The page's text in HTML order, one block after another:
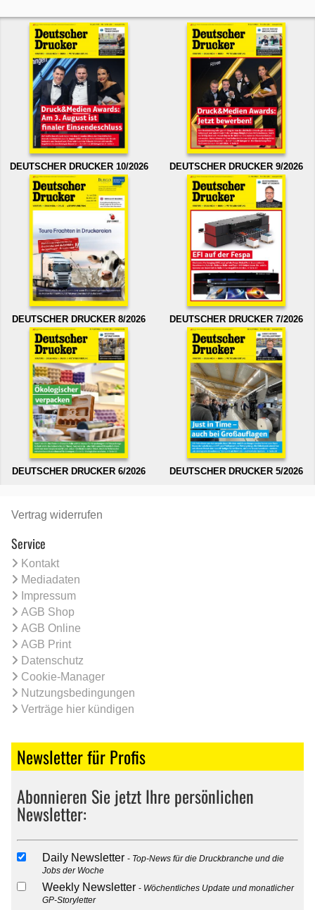
DEUTSCHER DRUCKER 10/2026 DEUTSCHER DRUCKER 9/2026
DEUTSCHER DRUCKER 8/2026 DEUTSCHER DRUCKER 7/2026
DEUTSCHER DRUCKER 6/2026 DEUTSCHER DRUCKER 5/2026
Vertrag widerrufen
Service
Kontakt
Mediadaten
Impressum
AGB Shop
AGB Online
AGB Print
Datenschutz
Cookie-Manager
Nutzungsbedingungen
Verträge hier kündigen
Newsletter für Profis
Abonnieren Sie jetzt Ihre persönlichen
Newsletter:
Daily Newsletter
Top-News für die Druckbranche und die
Jobs der Woche
Weekly Newsletter
Wöchentliches Update und monatlicher
GP-Storyletter